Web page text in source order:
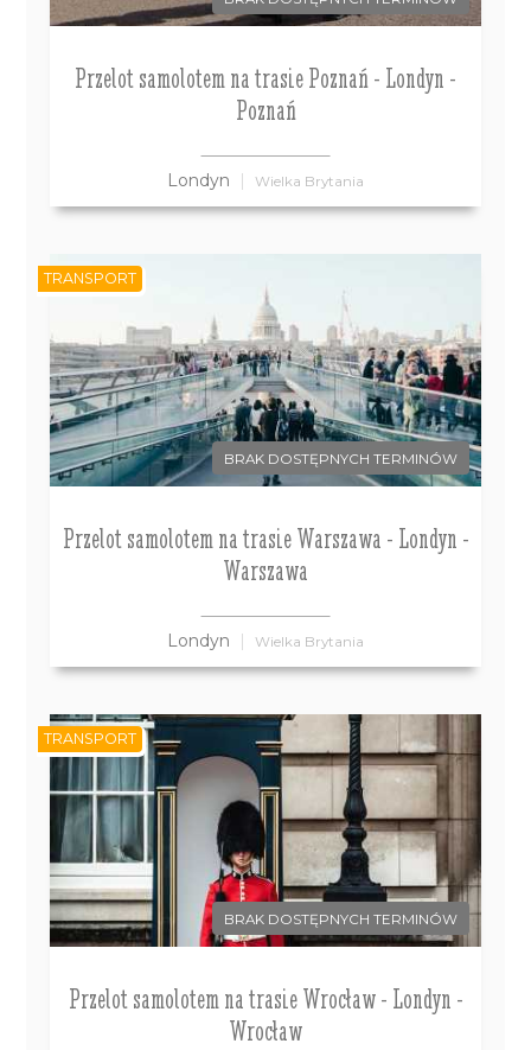
Przelot samolotem na trasie Poznań - Londyn -
Poznań
Londyn Wielka Brytania
BRAK DOSTĘPNYCH TERMINÓW
Przelot samolotem na trasie Warszawa - Londyn -
Warszawa
Londyn Wielka Brytania
TRANSPORT
BRAK DOSTĘPNYCH TERMINÓW
Przelot samolotem na trasie Wrocław - Londyn -
Wrocław
TRANSPORT